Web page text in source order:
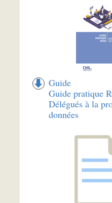
Guide
Guide pratique
Délégués à la
données